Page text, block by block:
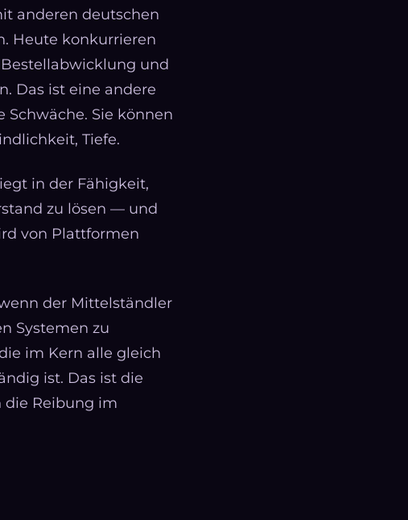
anderen deutschen
Heute konkurrieren
und
Das ist eine andere
Schwäche. Sie können
Tiefe.
in der Fähigkeit,
zu lösen — und
von Plattformen
der Mittelständler
Systemen zu
im Kern alle gleich
ist. Das ist die
die Reibung im